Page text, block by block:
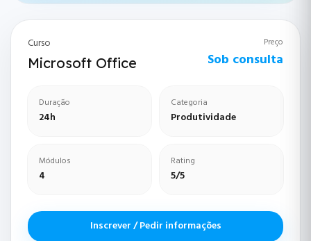
Curso
Microsoft Office
Preço
Sob consulta
Duração
24h
Categoria
Produtividade
Módulos
4
Rating
5/5
Inscrever / Pedir informações